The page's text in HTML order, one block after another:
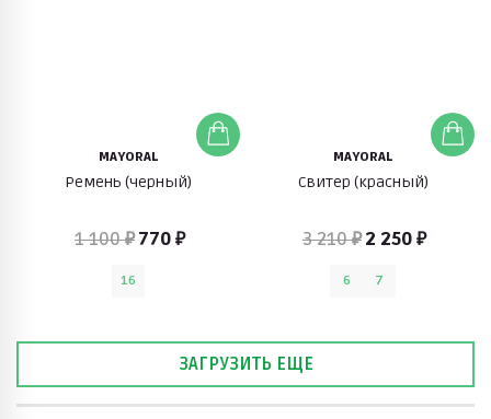
MAYORAL
Ремень (черный)
1 100 ₽ 770 ₽
16
MAYORAL
Свитер (красный)
3 210 ₽ 2 250 ₽
6 7
ЗАГРУЗИТЬ ЕЩЕ